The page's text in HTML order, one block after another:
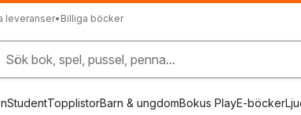
leveranser• Billiga böcker
Sök bok, spel, pussel, penna...
StudentTopplistorBarn & ungdomBokus PlayE-böcker